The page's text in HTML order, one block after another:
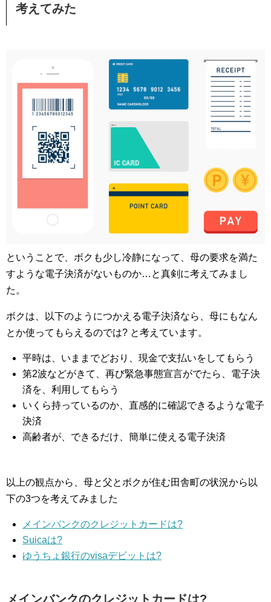
考えてみた
ということで、ボクも少し冷静になって、母の要求を満た
すような電子決済がないものか…と真剣に考えてみまし
た。
ボクは、以下のようにつかえる電子決済なら、母にもなん
とか使ってもらえるのでは? と考えています。
平時は、いままでどおり、現金で支払いをしてもらう
第2波などがきて、再び緊急事態宣言がでたら、電子決
済を、利用してもらう
いくら持っているのか、直感的に確認できるような電子
決済
高齢者が、できるだけ、簡単に使える電子決済
以上の観点から、母と父とボクが住む田舎町の状況から以
下の3つを考えてみました
メインバンクのクレジットカードは?
Suicaは?
ゆうちょ銀行のvisaデビットは?
メインバンクのクレジットカードは?